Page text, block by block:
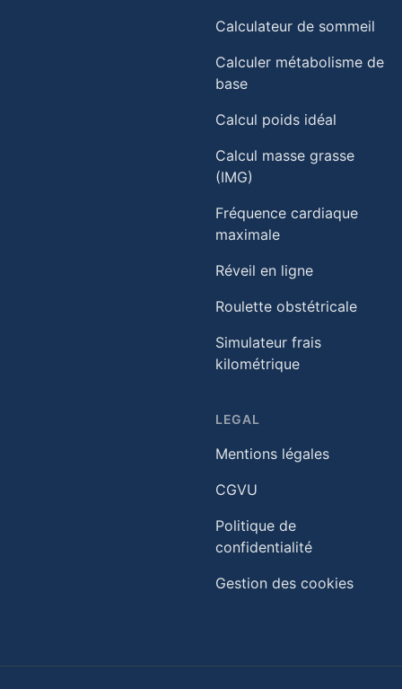
Calculateur de sommeil
Calculer métabolisme de
base
Calcul poids idéal
Calcul masse grasse
(IMG)
Fréquence cardiaque
maximale
Réveil en ligne
Roulette obstétricale
Simulateur frais
kilométrique
LEGAL
Mentions légales
CGVU
Politique de
confidentialité
Gestion des cookies